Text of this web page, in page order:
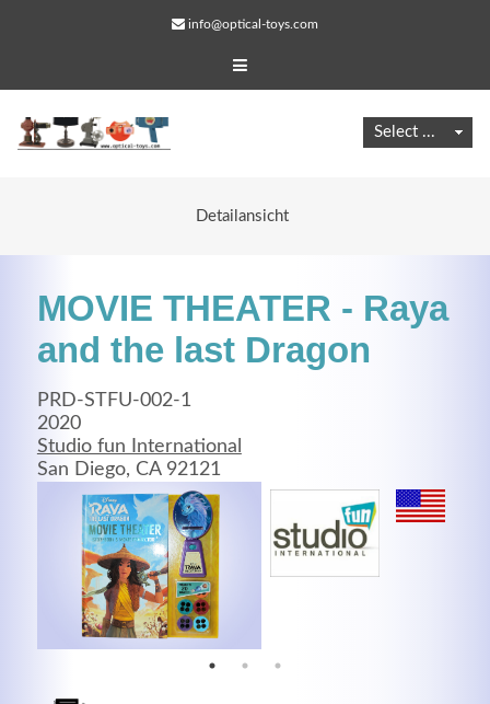
info@optical-toys.com
Detailansicht
MOVIE THEATER - Raya
and the last Dragon
PRD-STFU-002-1
2020
Studio fun International
San Diego, CA 92121
Web Projects
Lorem ipsum dolor sit amet, consectetuer adipiscing
elit. Aenean commodo ligula eget dolor.
MEHR INFOS